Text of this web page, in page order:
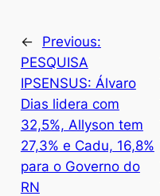
←
Previous:
PESQUISA
IPSENSUS: Álvaro
Dias lidera com
32,5%, Allyson tem
27,3% e Cadu, 16,8%
para o Governo do
RN